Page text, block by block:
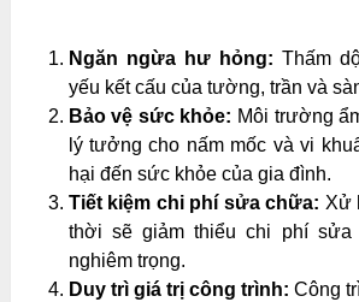
Ngăn ngừa hư hỏng: Thấm
yếu kết cấu của tường, trần và
Bảo vệ sức khỏe: Môi trường
lý tưởng cho nấm mốc và vi
hại đến sức khỏe của gia đình.
Tiết kiệm chi phí sửa chữa: Xử
thời sẽ giảm thiểu chi phí
nghiêm trọng.
Duy trì giá trị công trình: Công